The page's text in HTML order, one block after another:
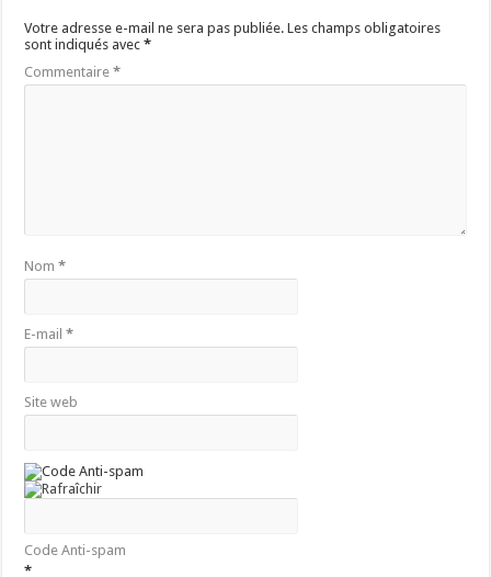
Votre adresse e-mail ne sera pas publiée. Les champs obligatoires
sont indiqués avec*
Commentaire*
Nom*
E-mail*
Site web
Code Anti-spam
*